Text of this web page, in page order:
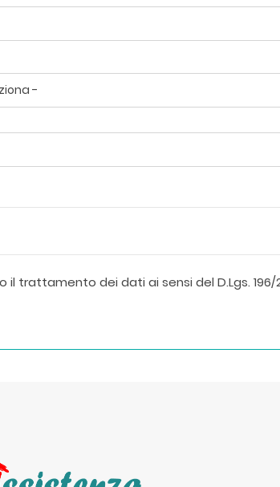
il trattamento dei dati ai sensi del D.Lgs.